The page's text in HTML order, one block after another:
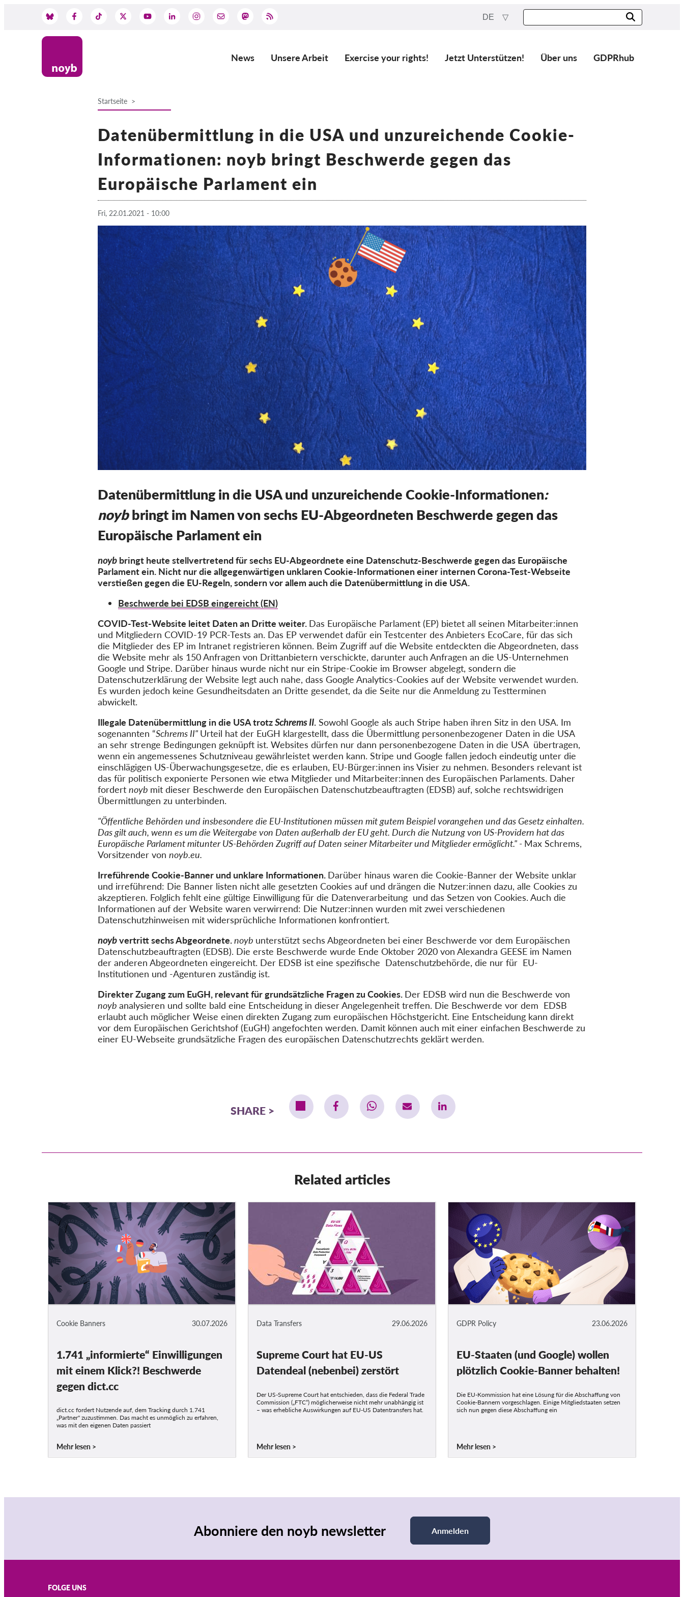
DE
Main
News Unsere Arbeit Exercise your rights! Jetzt Unterstützen! Über uns GDPRhub
Startseite
Datenübermittlung in die USA und unzureichende Cookie-
Informationen: noyb bringt Beschwerde gegen das
Europäische Parlament ein
Fri, 22.01.2021 - 10:00
Datenübermittlung in die USA und unzureichende Cookie-Informationen:
noybbringt im Namen von sechs EU-Abgeordneten Beschwerde gegen das
Europäische Parlament ein
noyb bringt heute stellvertretend für sechs EU-Abgeordnete eine Datenschutz-Beschwerde gegen das Europäische
Parlament ein. Nicht nur die allgegenwärtigen unklaren Cookie-Informationen einer internen Corona-Test-Webseite
verstießen gegen die EU-Regeln, sondern vor allem auch die Datenübermittlung in die USA.
Beschwerde bei EDSB eingereicht (EN)
COVID-Test-Website leitet Daten an Dritte weiter. Das Europäische Parlament (EP) bietet all seinen Mitarbeiter:innen
und Mitgliedern COVID-19 PCR-Tests an. Das EP verwendet dafür ein Testcenter des Anbieters EcoCare, für das sich
die Mitglieder des EP im Intranet registrieren können. Beim Zugriff auf die Website entdeckten die Abgeordneten, dass
die Website mehr als 150 Anfragen von Drittanbietern verschickte, darunter auch Anfragen an die US-Unternehmen
Google und Stripe. Darüber hinaus wurde nicht nur ein Stripe-Cookie im Browser abgelegt, sondern die
Datenschutzerklärung der Website legt auch nahe, dass Google Analytics-Cookies auf der Website verwendet wurden.
Es wurden jedoch keine Gesundheitsdaten an Dritte gesendet, da die Seite nur die Anmeldung zu Testterminen
abwickelt.
Illegale Datenübermittlung in die USA trotzSchrems II. Sowohl Google als auch Stripe haben ihren Sitz in den USA. Im
sogenannten “Schrems II" Urteil hat der EuGH klargestellt, dass die Übermittlung personenbezogener Daten in die USA
an sehr strenge Bedingungen geknüpft ist. Websites dürfen nur dann personenbezogene Daten in die USA übertragen,
wenn ein angemessenes Schutzniveau gewährleistet werden kann. Stripe und Google fallen jedoch eindeutig unter die
einschlägigen US-Überwachungsgesetze, die es erlauben, EU-Bürger:innen ins Visier zu nehmen. Besonders relevant ist
das für politisch exponierte Personen wie etwa Mitglieder und Mitarbeiter:innen des Europäischen Parlaments. Daher
fordert noyb mit dieser Beschwerde den Europäischen Datenschutzbeauftragten (EDSB) auf, solche rechtswidrigen
Übermittlungen zu unterbinden.
"Öffentliche Behörden und insbesondere die EU-Institutionen müssen mit gutem Beispiel vorangehen und das Gesetz einhalten.
Das gilt auch, wenn es um die Weitergabe von Daten außerhalb der EU geht. Durch die Nutzung von US-Providern hat das
Europäische Parlament mitunter US-Behörden Zugriff auf Daten seiner Mitarbeiter und Mitglieder ermöglicht." - Max Schrems,
Vorsitzender von noyb.eu.
Irreführende Cookie-Banner und unklare Informationen. Darüber hinaus waren die Cookie-Banner der Website unklar
und irreführend: Die Banner listen nicht alle gesetzten Cookies auf und drängen die Nutzer:innen dazu, alle Cookies zu
akzeptieren. Folglich fehlt eine gültige Einwilligung für die Datenverarbeitung und das Setzen von Cookies. Auch die
Informationen auf der Website waren verwirrend: Die Nutzer:innen wurden mit zwei verschiedenen
Datenschutzhinweisen mit widersprüchliche Informationen konfrontiert.
noybvertritt sechs Abgeordnete.noyb unterstützt sechs Abgeordneten bei einer Beschwerde vor dem Europäischen
Datenschutzbeauftragten (EDSB). Die erste Beschwerde wurde Ende Oktober 2020 von Alexandra GEESE im Namen
der anderen Abgeordneten eingereicht. Der EDSB ist eine spezifische Datenschutzbehörde, die nur für EU-
Institutionen und -Agenturen zuständig ist.
Direkter Zugang zum EuGH, relevant für grundsätzliche Fragen zu Cookies. Der EDSB wird nun die Beschwerde von
noyb analysieren und sollte bald eine Entscheidung in dieser Angelegenheit treffen. Die Beschwerde vor dem EDSB
erlaubt auch möglicher Weise einen direkten Zugang zum europäischen Höchstgericht. Eine Entscheidung kann direkt
vor dem Europäischen Gerichtshof (EuGH) angefochten werden. Damit können auch mit einer einfachen Beschwerde zu
einer EU-Webseite grundsätzliche Fragen des europäischen Datenschutzrechts geklärt werden.
SHARE
Related articles
30.07.2026
Cookie Banners
1.741 „informierte“ Einwilligungen
mit einem Klick?! Beschwerde
gegen dict.cc
dict.cc fordert Nutzende auf, dem Tracking durch 1.741
„Partner" zuzustimmen. Das macht es unmöglich zu erfahren,
was mit den eigenen Daten passiert
Mehr lesen
29.06.2026
Data Transfers
Supreme Court hat EU-US
Datendeal (nebenbei) zerstört
Der US-Supreme Court hat entschieden, dass die Federal Trade
Commission („FTC“) möglicherweise nicht mehr unabhängig ist
– was erhebliche Auswirkungen auf EU-US Datentransfers hat.
Mehr lesen
23.06.2026
GDPR Policy
EU-Staaten (und Google) wollen
plötzlich Cookie-Banner behalten!
Die EU-Kommission hat eine Lösung für die Abschaffung von
Cookie-Bannern vorgeschlagen. Einige Mitgliedstaaten setzen
sich nun gegen diese Abschaffung ein
Mehr lesen
Abonniere den noyb newsletter Anmelden
FOLGE UNS